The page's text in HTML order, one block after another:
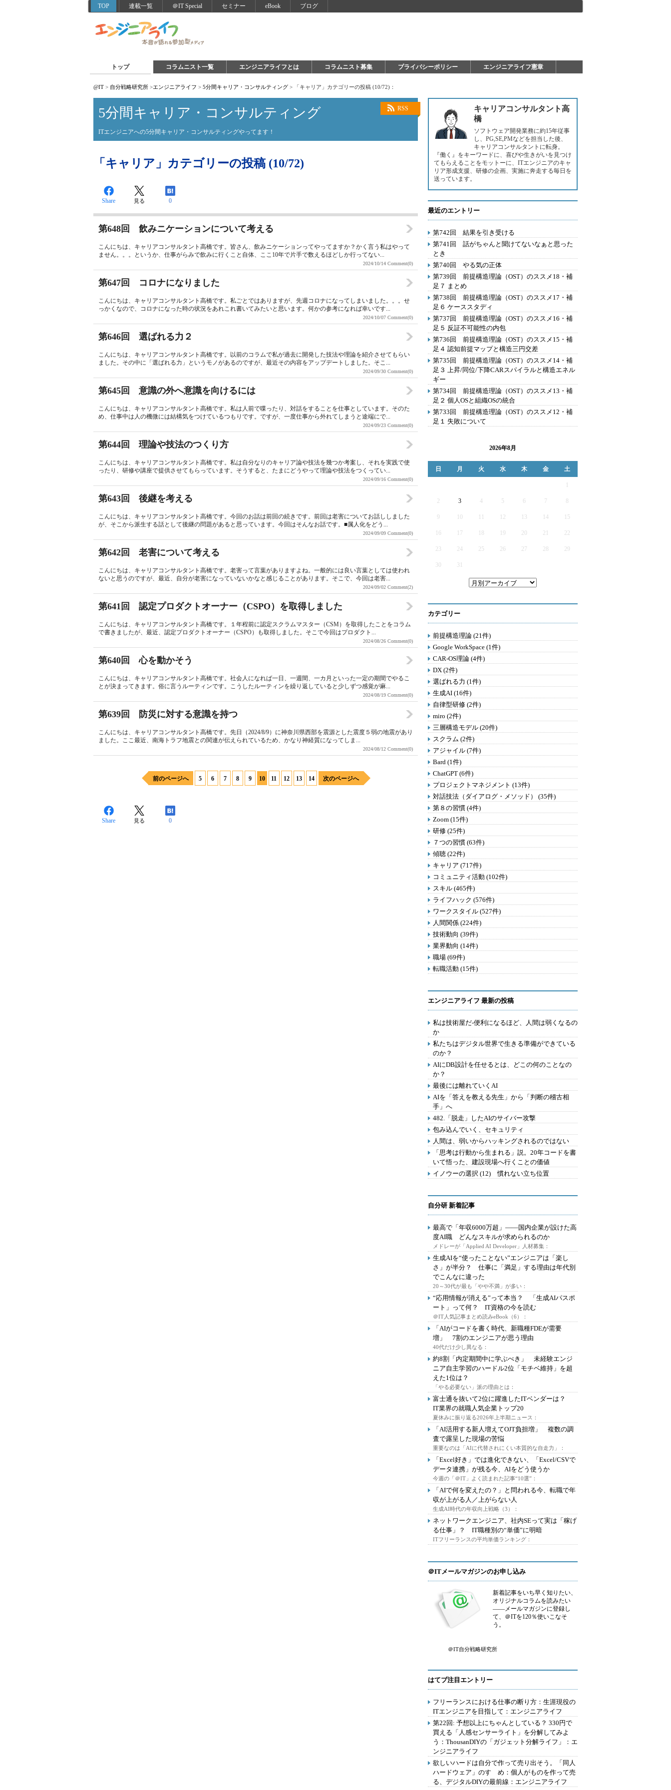
TOP 連載一覧 ＠IT Special セミナー eBook ブログ
トップ コラムニスト一覧 エンジニアライフとは コラムニスト募集 プライバシーポリシー エンジニアライフ憲章
@IT > 自分戦略研究所 >エンジニアライフ > 5分間キャリア・コンサルティング > 「キャリア」カテゴリーの投稿 (10/72)：
RSS
5分間キャリア・コンサルティング
ITエンジニアへの5分間キャリア・コンサルティングやってます！
「キャリア」カテゴリーの投稿 (10/72)
Share 見る 0
第648回 飲みニケーションについて考える
こんにちは、キャリアコンサルタント高橋です。皆さん、飲みニケーションってやってますか？かく言う私はやって
ません。。。というか、仕事がらみで飲みに行くこと自体、ここ10年で片手で数えるほどしか行ってない...
2024/10/14 Comment(0)
第647回 コロナになりました
こんにちは、キャリアコンサルタント高橋です。私ごとではありますが、先週コロナになってしまいました。。。せ
っかくなので、コロナになった時の状況をあれこれ書いてみたいと思います。何かの参考になれば幸いです...
2024/10/07 Comment(0)
第646回 選ばれる力２
こんにちは、キャリアコンサルタント高橋です。以前のコラムで私が過去に開発した技法や理論を紹介させてもらい
ました。その中に「選ばれる力」というモノがあるのですが、最近その内容をアップデートしました。そこ...
2024/09/30 Comment(0)
第645回 意識の外へ意識を向けるには
こんにちは、キャリアコンサルタント高橋です。私は人前で喋ったり、対話をすることを仕事としています。そのた
め、仕事中は人の機微には結構気をつけているつもりです。ですが、一度仕事から外れてしまうと途端にで...
2024/09/23 Comment(0)
第644回 理論や技法のつくり方
こんにちは、キャリアコンサルタント高橋です。私は自分なりのキャリア論や技法を幾つか考案し、それを実践で使
ったり、研修や講座で提供させてもらっています。そうすると、たまにどうやって理論や技法をつくってい...
2024/09/16 Comment(0)
第643回 後継を考える
こんにちは、キャリアコンサルタント高橋です。今回のお話は前回の続きです。前回は老害についてお話ししました
が、そこから派生する話として後継の問題があると思っています。今回はそんなお話です。■属人化をどう...
2024/09/09 Comment(0)
第642回 老害について考える
こんにちは、キャリアコンサルタント高橋です。老害って言葉がありますよね。一般的には良い言葉としては使われ
ないと思うのですが、最近、自分が老害になっていないかなと感じることがあります。そこで、今回は老害...
2024/09/02 Comment(2)
第641回 認定プロダクトオーナー（CSPO）を取得しました
こんにちは、キャリアコンサルタント高橋です。１年程前に認定スクラムマスター（CSM）を取得したことをコラム
で書きましたが、最近、認定プロダクトオーナー（CSPO）も取得しました。そこで今回はプロダクト...
2024/08/26 Comment(0)
第640回 心を動かそう
こんにちは、キャリアコンサルタント高橋です。社会人になれば一日、一週間、一カ月といった一定の期間でやるこ
とが決まってきます。俗に言うルーティンです。こうしたルーティンを繰り返していると少しずつ感覚が麻...
2024/08/19 Comment(0)
第639回 防災に対する意識を持つ
こんにちは、キャリアコンサルタント高橋です。先日（2024/8/9）に神奈川県西部を震源とした震度５弱の地震があり
ました。ここ最近、南海トラフ地震との関連が伝えられているため、かなり神経質になってしま...
2024/08/12 Comment(0)
前のページへ 5 6 7 8 9 10 11 12 13 14 次のページへ
Share 見る 0
キャリアコンサルタント高
橋
ソフトウェア開発業務に約15年従事
し、PG,SE,PMなどを担当した後、
キャリアコンサルタントに転身。
『働く』をキーワードに、喜びや生きがいを見つけ
てもらえることをモットーに、ITエンジニアのキャ
リア形成支援、研修の企画、実施に奔走する毎日を
送っています。
最近のエントリー
第742回 結果を引き受ける
第741回 話がちゃんと聞けてないなぁと思った
とき
第740回 やる気の正体
第739回 前提構造理論（OST）のススメ18・補
足７ まとめ
第738回 前提構造理論（OST）のススメ17・補
足６ ケーススタディ
第737回 前提構造理論（OST）のススメ16・補
足５ 反証不可能性の内包
第736回 前提構造理論（OST）のススメ15・補
足４ 認知前提マップと構造三円交差
第735回 前提構造理論（OST）のススメ14・補
足３ 上昇/同位/下降CARスパイラルと構造エネル
ギー
第734回 前提構造理論（OST）のススメ13・補
足２ 個人OSと組織OSの統合
第733回 前提構造理論（OST）のススメ12・補
足１ 失敗について
2026年8月
日 月 火 水 木 金 土
2 3 4 5 6 7
9 12 13 14 15
16 17 19 20 21 22
23 24 25 26 27 28 29
30 31
カテゴリー
前提構造理論 (21件)
Google WorkSpace (1件)
CAR-OS理論 (4件)
DX (2件)
選ばれる力 (1件)
生成AI (16件)
自律型研修 (2件)
miro (2件)
三層構造モデル (20件)
スクラム (2件)
アジャイル (7件)
Bard (1件)
ChatGPT (6件)
プロジェクトマネジメント (13件)
対話技法（ダイアログ・メソッド） (35件)
第８の習慣 (4件)
Zoom (15件)
研修 (25件)
７つの習慣 (63件)
傾聴 (22件)
キャリア (717件)
コミュニティ活動 (102件)
スキル (465件)
ライフハック (576件)
ワークスタイル (527件)
人間関係 (224件)
技術動向 (39件)
業界動向 (14件)
職場 (69件)
転職活動 (15件)
エンジニアライフ 最新の投稿
私は技術屋だ-便利になるほど、人間は弱くなるの
か
私たちはデジタル世界で生きる準備ができている
のか？
AIにDB設計を任せるとは、どこの何のことなの
か？
最後には離れていくAI
AIを「答えを教える先生」から「判断の稽古相
手」へ
482.「脱走」したAIのサイバー攻撃
包み込んでいく、セキュリティ
人間は、弱いからハッキングされるのではない
「思考は行動から生まれる」説。20年コードを書
いて悟った、建設現場へ行くことの価値
イノウーの選択 (12) 慣れない立ち位置
自分研 新着記事
最高で「年収6000万超」――国内企業が設けた高
度AI職 どんなスキルが求められるのか
メドレーが「Applied AI Developer」人材募集：
生成AIを“使ったことない”エンジニアは「楽し
さ」が半分？ 仕事に「満足」する理由は年代別
でこんなに違った
20～30代が最も「やや不満」が多い：
“応用情報が消える”って本当？ 「生成AIパスポ
ート」って何？ IT資格の今を読む
＠IT人気記事まとめ読みeBook（6）：
「AIがコードを書く時代、新職種FDEが需要
増」 7割のエンジニアが思う理由
40代だけ少し異なる：
約8割「内定期間中に学ぶべき」 未経験エンジ
ニア自主学習のハードル2位「モチベ維持」を超
えた1位は？
「やる必要ない」派の理由とは：
富士通を抜いて2位に躍進したITベンダーは？
IT業界の就職人気企業トップ20
夏休みに振り返る2026年上半期ニュース：
「AI活用する新人増えてOJT負担増」 複数の調
査で露呈した現場の苦悩
重要なのは「AIに代替されにくい本質的な自走力」：
「Excel好き」では進化できない、「Excel/CSVで
データ連携」が残る今、AIをどう使うか
今週の「＠IT」よく読まれた記事“10選”：
「AIで何を変えたの？」と問われる今、転職で年
収が上がる人／上がらない人
生成AI時代の年収向上戦略（3）：
ネットワークエンジニア、社内SEって実は「稼げ
る仕事」？ IT職種別の“単価”に明暗
ITフリーランスの平均単価ランキング：
＠ITメールマガジンのお申し込み
新着記事をいち早く知りたい、
オリジナルコラムを読みたい
――メールマガジンに登録し
て、＠ITを120％使いこなそ
う。
＠IT自分戦略研究所
はてブ注目エントリー
フリーランスにおける仕事の断り方：生涯現役の
ITエンジニアを目指して：エンジニアライフ
第22回: 予想以上にちゃんとしている？ 330円で
買える「人感センサーライト」を分解してみよ
う：ThousanDIYの「ガジェット分解ライフ」：エ
ンジニアライフ
欲しいハードは自分で作って売り出そう。「同人
ハードウェア」のすゝめ：個人がものを作って売
る、デジタルDIYの最前線：エンジニアライフ